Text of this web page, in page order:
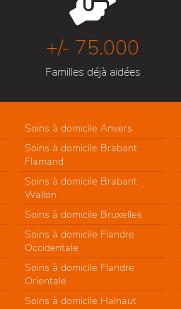
+/- 75.000
Familles déjà aidées
Soins à domicile Anvers
Soins à domicile Brabant
Flamand
Soins à domicile Brabant
Wallon
Soins à domicile Bruxelles
Soins à domicile Flandre
Occidentale
Soins à domicile Flandre
Orientale
Soins à domicile Hainaut